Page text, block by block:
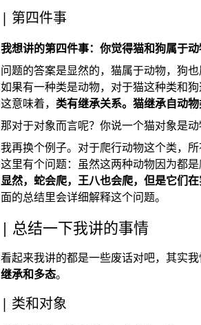
第四件事
我想讲的第四件事：你觉得猫和狗属于动
问题的答案是显然的，猫属于动物，狗也
如果有一种类是动物，对于猫这种类和
这意味着，类有继承关系。猫继承自动
那对于对象而言呢？你说一个猫对象是
我再换个例子。对于爬行动物这个类，
这里有个问题：虽然这两种动物因为都
显然，蛇会爬，王八也会爬，但是它们
面的总结里会详细解释这个问题。
总结一下我讲的事情
看起来我讲的都是一些废话对吧，其实
继承和多态。
类和对象